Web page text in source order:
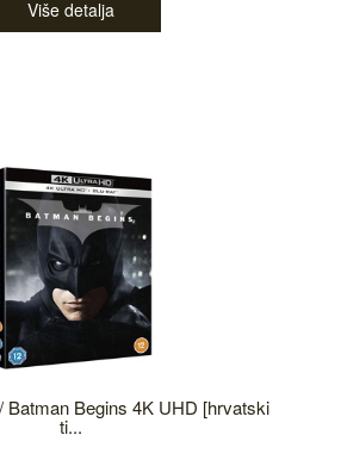
Više detalja
Batman Begins 4K UHD [hrvatski
ti...